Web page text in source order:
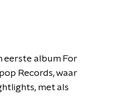
eerste album For
Records, waar
met als